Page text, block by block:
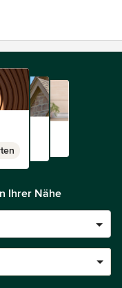
für
Ihrer Nähe